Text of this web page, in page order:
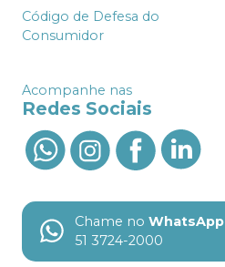
Código de Defesa do
Consumidor
Acompanhe nas
Redes Sociais
Chame no WhatsApp
51 3724-2000